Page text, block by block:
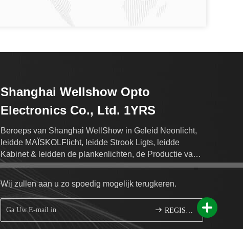
Shanghai Wellshow Opto
Electronics Co., Ltd. 1YRS
Beroeps van Shanghai WellShow in Geleid Neonlicht,
leidde MAÏSKOLFlicht, leidde Strook Ligts, leidde
Kabinet & leidden de plankenlichten, de Productie van
de de Lichtenuitvoer van de Muurwasmachine.
Wij zullen aan u zo spoedig mogelijk terugkeren.
REGISTREREN